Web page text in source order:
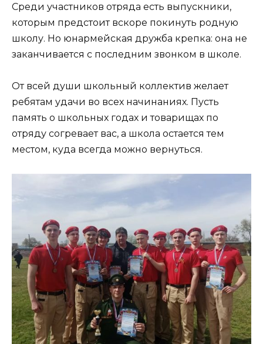
Среди участников отряда есть выпускники,
которым предстоит вскоре покинуть родную
школу. Но юнармейская дружба крепка: она не
заканчивается с последним звонком в школе.
От всей души школьный коллектив желает
ребятам удачи во всех начинаниях. Пусть
память о школьных годах и товарищах по
отряду согревает вас, а школа остается тем
местом, куда всегда можно вернуться.